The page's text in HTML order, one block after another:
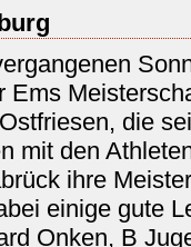
Ems
die
mit den
ihre
einige gute
Onken, B